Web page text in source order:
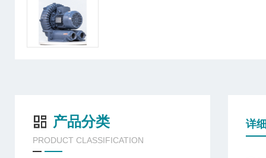
产品分类
PRODUCT CLASSIFICATION
详